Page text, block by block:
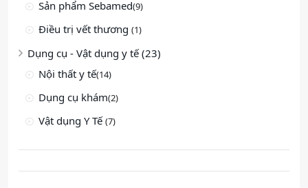
Sản phẩm Sebamed(9)
Điều trị vết thương (1)
Dụng cụ - Vật dụng y tế (23)
Nội thất y tế(14)
Dụng cụ khám(2)
Vật dụng Y Tế (7)